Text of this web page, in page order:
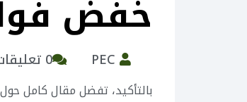
خفض
0 تعليقات
بالتأكيد، تفضل مقال كامل